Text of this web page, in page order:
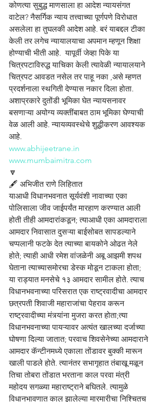
कोणत्या सुबुद्ध माणसाला हा आदेश न्यायसंगत
वाटेल? नैसर्गिक न्याय तत्त्वाच्या पूर्णपणे विरोधात
असलेला हा तुघलकी आदेश आहे. बरं याबद्दल टीका
केली तर लगेच न्यायालयाचा अपमान म्हणून शिक्षा
होण्याची भीती आहे.  यापूर्वी जेव्हा पिके या
चित्रपटाविरुद्ध याचिका केली त्यावेळी न्यायालयाने
चित्रपट आवडत नसेल तर पाहू नका ,असे म्हणत
प्रदर्शनाला स्थगिती देण्यास नकार दिला होता.
अशाप्रकारे दुतोंडी भूमिका घेत न्यायसनावर
बसणाऱ्या अयोग्य व्यक्तींबाबत ठाम भूमिका घेण्याची
वेळ आली आहे. न्यायव्यवस्थेचे शुद्धीकरण आवश्यक
आहे.
www.abhijeetrane.in
www.mumbaimitra.com
🔽
🖋️ अभिजीत राणे लिहितात
याआधी विधानभवनात सूर्यवंशी नावाच्या एका
पोलिसाला जीव जाईपर्यंत मारहाण करण्यात आली
होती तीही आमदारांकडून; त्याआधी एका आमदाराला
आमदार निवासात दुसऱ्या बाईसोबत सापडल्याने
चप्पलानी फटके देत त्याच्या बायकोने ओढत नेले
होते; त्याही आधी रमेश वांजळेनी अबू आझमी शपथ
घेताना त्याच्यासमोरचा डेस्क मोडून टाकला होता;
या राड्यात मनसेचे १३ आमदार सामील होते. त्याच
विधानभवनाच्या परिसरात एक राष्ट्रवादीचा आमदार
छत्रपती शिवाजी महाराजांचा पेहराव करून
राष्ट्रवादीच्या मंत्र्यांना मुजरा करत होता;त्या
विधानभवनाच्या पायऱ्यावर अत्यंत खालच्या दर्जाच्या
घोषणा दिल्या जातात; परवाच शिवसेनेच्या आमदाराने
आमदार कॅन्टीनमध्ये एकाला तोंडावर बुक्की मारून
खाली पाडले होते. त्यानंतर सभागृहात तंबाखू मळून
तिचा तोबरा तोंडात भरताना काल परवा मंत्री
महोदय सगळ्या महाराष्ट्राने बघितले. त्यामुळे
विधानभावणात काल झालेल्या मारमारीचा निश्चितच